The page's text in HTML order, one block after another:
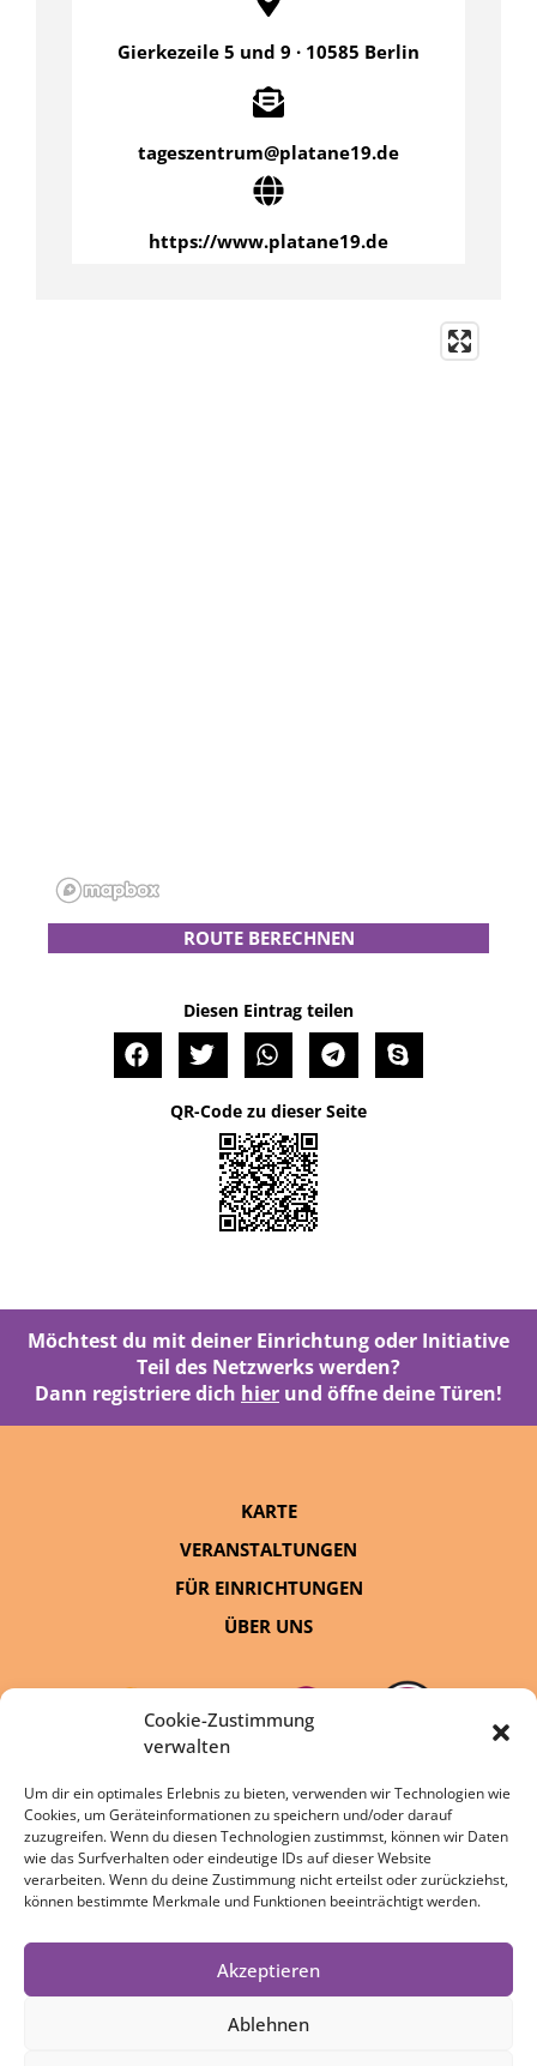
Cookie-Zustimmung
verwalten
Um dir ein optimales Erlebnis zu bieten, verwenden wir Technologien wie
Cookies, um Geräteinformationen zu speichern und/oder darauf
zuzugreifen. Wenn du diesen Technologien zustimmst, können wir Daten
wie das Surfverhalten oder eindeutige IDs auf dieser Website
verarbeiten. Wenn du deine Zustimmung nicht erteilst oder zurückziehst,
können bestimmte Merkmale und Funktionen beeinträchtigt werden.
Akzeptieren
Ablehnen
Gierkezeile 5 und 9 · 10585 Berlin
tageszentrum@platane19.de
https://www.platane19.de
ROUTE BERECHNEN
Diesen Eintrag teilen
QR-Code zu dieser Seite
Möchtest du mit deiner Einrichtung oder Initiative
Teil des Netzwerks werden?
Dann registriere dich hier und öffne deine Türen!
eine Initiative von:
KARTE
VERANSTALTUNGEN
FÜR EINRICHTUNGEN
ÜBER UNS